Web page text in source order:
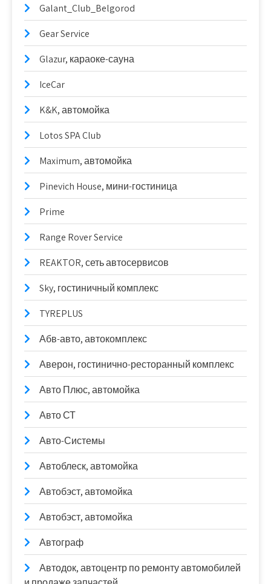
Galant_Club_Belgorod
Gear Service
Glazur, караоке-сауна
IceCar
K&K, автомойка
Lotos SPA Club
Maximum, автомойка
Pinevich House, мини-гостиница
Prime
Range Rover Service
REAKTOR, сеть автосервисов
Sky, гостиничный комплекс
TYREPLUS
Абв-авто, автокомплекс
Аверон, гостинично-ресторанный комплекс
Авто Плюс, автомойка
Авто СТ
Авто-Системы
Автоблеск, автомойка
Автобэст, автомойка
Автобэст, автомойка
Автограф
Автодок, автоцентр по ремонту автомобилей